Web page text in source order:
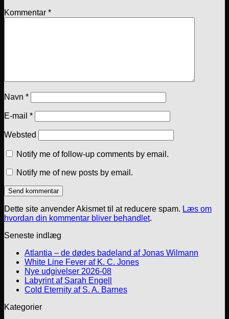
Kommentar *
Navn *
E-mail *
Websted
Notify me of follow-up comments by email.
Notify me of new posts by email.
Dette site anvender Akismet til at reducere spam. Læs om
hvordan din kommentar bliver behandlet.
Seneste indlæg
Atlantia – de dødes badeland af Jonas Wilmann
White Line Fever af K. C. Jones
Nye udgivelser 2026-08
Labyrint af Sarah Engell
Cold Eternity af S. A. Barnes
Kategorier